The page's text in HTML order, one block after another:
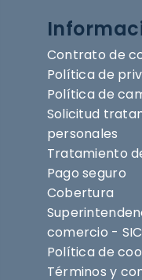
Contrato de
Política de
Política de
Solicitud
personales
Tratamiento
Pago seguro
Cobertura
comercio - SIC
Política de
Términos y